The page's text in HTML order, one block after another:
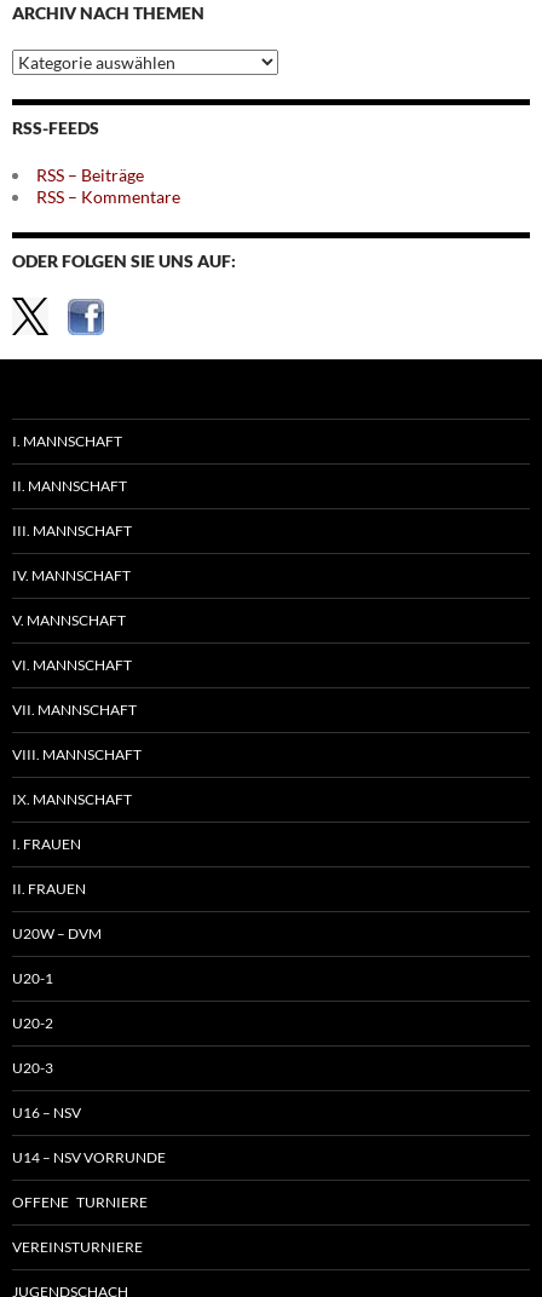
ARCHIV NACH THEMEN
Archiv
nach
Themen
RSS-FEEDS
RSS – Beiträge
RSS – Kommentare
ODER FOLGEN SIE UNS AUF:
I. MANNSCHAFT
II. MANNSCHAFT
III. MANNSCHAFT
IV. MANNSCHAFT
V. MANNSCHAFT
VI. MANNSCHAFT
VII. MANNSCHAFT
VIII. MANNSCHAFT
IX. MANNSCHAFT
I. FRAUEN
II. FRAUEN
U20W – DVM
U20-1
U20-2
U20-3
U16 – NSV
U14 – NSV VORRUNDE
OFFENE TURNIERE
VEREINSTURNIERE
JUGENDSCHACH